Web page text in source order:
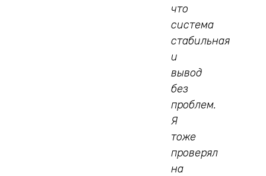
что
система
стабильная
и
вывод
без
проблем.
Я
тоже
проверял
на